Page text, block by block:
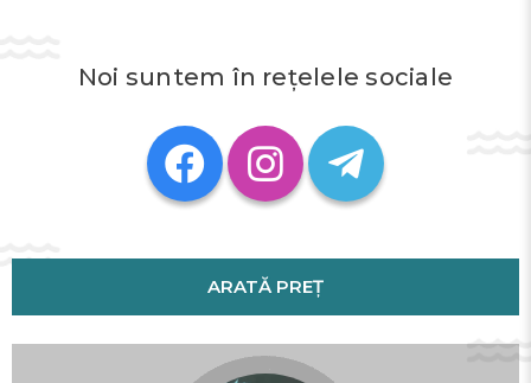
provide towels and linens for a supplement.
Notre Dame Cathedral is 39 km from the apartment,
while Sainte-Chapelle is 39 km away. The nearest airport
is Paris - Charles de Gaulle Airport, 22 km from Nice
Apartment Disneyland Paris.
in advance of your expected arrival time. You can use
the Special Requests box when booking, or contact the
property directly with the contact details provided in
your confirmation. Guests are required to show a photo
identification and credit card upon check-in. Please
Noi suntem în rețelele sociale
ARATĂ PREȚ